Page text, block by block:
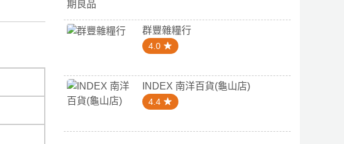
群豐雜糧行
4.0
INDEX 南洋百貨(龜山店)
4.4